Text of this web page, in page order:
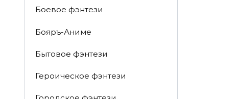
Боевое фэнтези
Бояръ-Аниме
Бытовое фэнтези
Героическое фэнтези